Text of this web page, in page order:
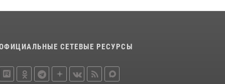
СЕТЕВЫЕ РЕСУРСЫ